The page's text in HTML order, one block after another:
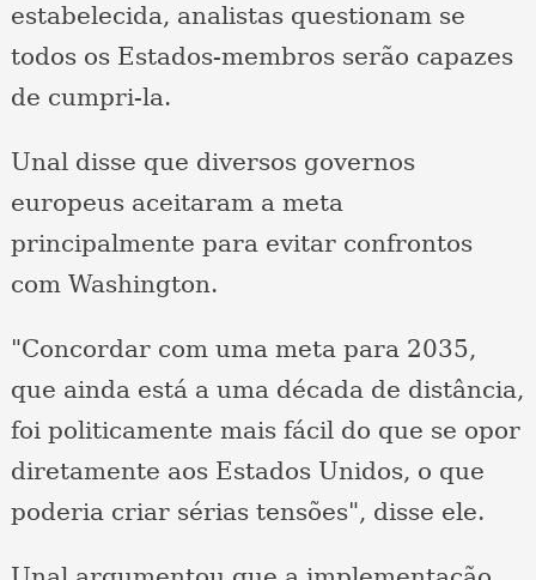
estabelecida, analistas questionam se
todos os Estados-membros serão capazes
de cumpri-la.
Unal disse que diversos governos
europeus aceitaram a meta
principalmente para evitar confrontos
com Washington.
"Concordar com uma meta para 2035,
que ainda está a uma década de distância,
foi politicamente mais fácil do que se opor
diretamente aos Estados Unidos, o que
poderia criar sérias tensões", disse ele.